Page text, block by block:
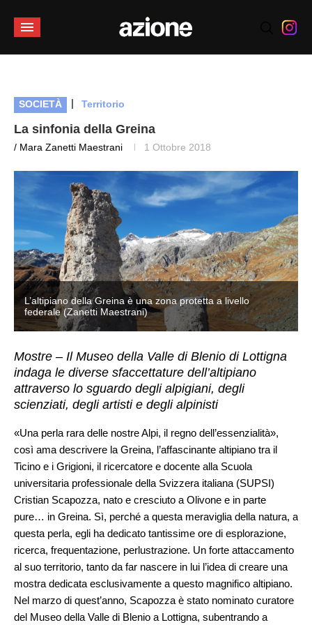
SOCIETÀ | Territorio
La sinfonia della Greina
/ Mara Zanetti Maestrani 1 Ottobre 2018
L’altipiano della Greina è una zona protetta a livello
federale (Zanetti Maestrani)
Mostre – Il Museo della Valle di Blenio di Lottigna
indaga le diverse sfaccettature dell’altipiano
attraverso lo sguardo degli alpigiani, degli
scienziati, degli artisti e degli alpinisti
«Una perla rara delle nostre Alpi, il regno dell’essenzialità»,
così ama descrivere la Greina, l’affascinante altipiano tra il
Ticino e i Grigioni, il ricercatore e docente alla Scuola
universitaria professionale della Svizzera italiana (SUPSI)
Cristian Scapozza, nato e cresciuto a Olivone e in parte
pure… in Greina. Sì, perché a questa meraviglia della natura, a
questa perla, egli ha dedicato tantissime ore di esplorazione,
ricerca, frequentazione, perlustrazione. Un forte attaccamento
al suo territorio, tanto da far nascere in lui l’idea di creare una
mostra dedicata esclusivamente a questo magnifico altipiano.
Nel marzo di quest’anno, Scapozza è stato nominato curatore
del Museo della Valle di Blenio a Lottigna, subentrando a